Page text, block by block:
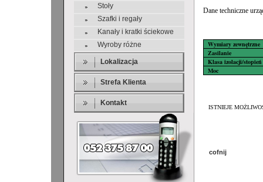
Stoły
Szafki i regały
Kanały i kratki ściekowe
Wyroby różne
Lokalizacja
Strefa Klienta
Kontakt
Dane techniczne
Wymiary zewnętrzne
Zasilanie
Klasa izolacji/
Moc
ISTNIEJE
cofnij